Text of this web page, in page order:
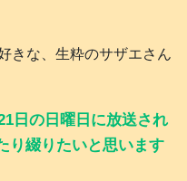
きな、生粋のサザエさん
日の日曜日に放送され
り綴りたいと思います